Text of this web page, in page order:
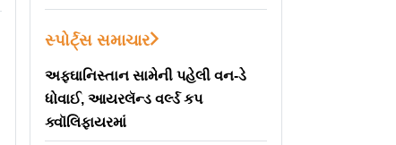
સ્પોર્ટ્સ સમાચાર
અફઘાનિસ્તાન સામેની પહેલી વન-ડે
ધોવાઈ, આયરલૅન્ડ વર્લ્ડ કપ
ક્વૉલિફાયરમાં